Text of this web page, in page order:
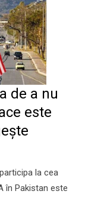
de a nu
este
la cea
în Pakistan este